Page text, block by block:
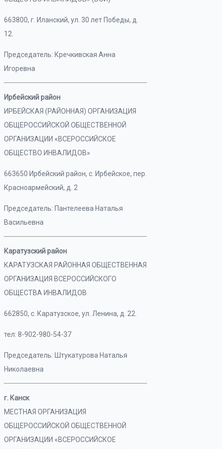
663800, г. Иланский, ул. 30 лет Победы, д.
12.
Председатель: Кречкивская Анна
Игоревна
Ирбейский район
ИРБЕЙСКАЯ (РАЙОННАЯ) ОРГАНИЗАЦИЯ
ОБЩЕРОССИЙСКОЙ ОБЩЕСТВЕННОЙ
ОРГАНИЗАЦИИ «ВСЕРОССИЙСКОЕ
ОБЩЕСТВО ИНВАЛИДОВ»
663650 Ирбейский район, с. Ирбейское, пер.
Красноармейский, д. 2
Председатель: Пантелеева Наталья
Васильевна
Каратузский район
КАРАТУЗСКАЯ РАЙОННАЯ ОБЩЕСТВЕННАЯ
ОРГАНИЗАЦИЯ ВСЕРОССИЙСКОГО
ОБЩЕСТВА ИНВАЛИДОВ
662850, с. Каратузское, ул. Ленина, д. 22.
тел: 8-902-980-54-37
Председатель: Штукатурова Наталья
Николаевна
г. Канск
МЕСТНАЯ ОРГАНИЗАЦИЯ
ОБЩЕРОССИЙСКОЙ ОБЩЕСТВЕННОЙ
ОРГАНИЗАЦИИ «ВСЕРОССИЙСКОЕ